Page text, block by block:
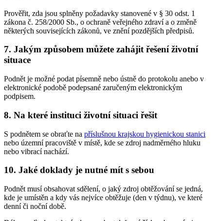
Prověřit, zda jsou splněny požadavky stanovené v § 30 odst. 1
zákona č. 258/2000 Sb., o ochraně veřejného zdraví a o změně
některých souvisejících zákonů, ve znění pozdějších předpisů.
7. Jakým způsobem můžete zahájit řešení životní
situace
Podnět je možné podat písemně nebo ústně do protokolu anebo v
elektronické podobě podepsané zaručeným elektronickým
podpisem.
8. Na které instituci životní situaci řešit
S podnětem se obraťte na příslušnou krajskou hygienickou stanici
nebo územní pracoviště v místě, kde se zdroj nadměrného hluku
nebo vibrací nachází.
10. Jaké doklady je nutné mít s sebou
Podnět musí obsahovat sdělení, o jaký zdroj obtěžování se jedná,
kde je umístěn a kdy vás nejvíce obtěžuje (den v týdnu), ve které
denní či noční době.